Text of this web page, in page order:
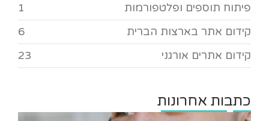
פיתוח תוספים ופלטפורמות
1
קידום אתר בארצות הברית
6
קידום אתרים אורגני
23
כתבות אחרונות